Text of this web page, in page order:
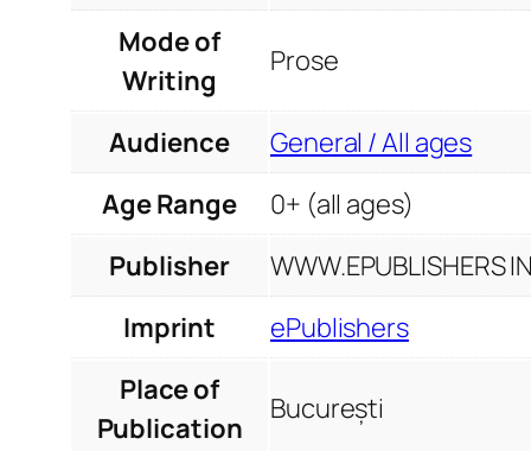
Mode of
Writing
Prose
Audience
General / All ages
Age Range
0+ (all ages)
Publisher
WWW.EPUBLISHERS
Imprint
ePublishers
Place of
Publication
București